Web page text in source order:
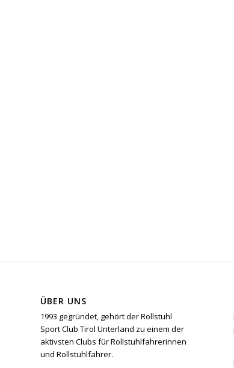
ÜBER UNS
1993 gegründet, gehört der Rollstuhl
Sport Club Tirol Unterland zu einem der
aktivsten Clubs für Rollstuhlfahrerinnen
und Rollstuhlfahrer.